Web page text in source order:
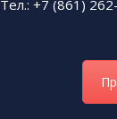
Тел.: +7 (861)